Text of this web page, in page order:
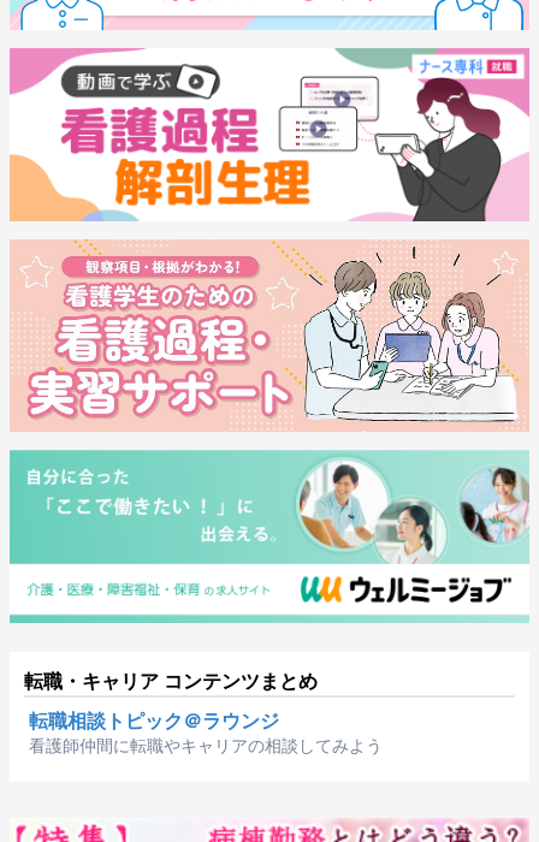
転職・キャリア コンテンツまとめ
転職相談トピック＠ラウンジ
看護師仲間に転職やキャリアの相談してみよう